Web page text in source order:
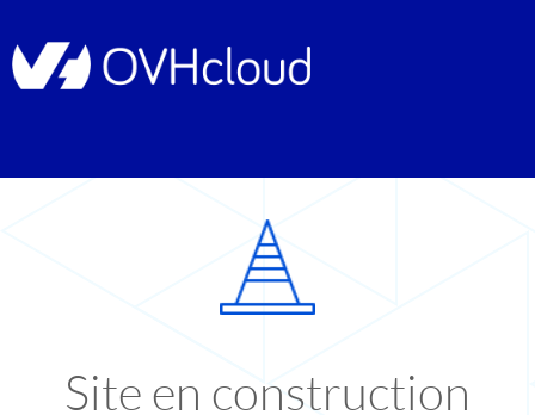
Site en construction